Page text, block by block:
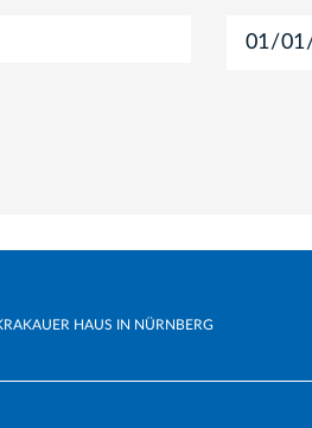
HAUS IN NÜRNBERG